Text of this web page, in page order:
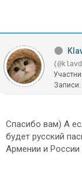
Записи:
Спасибо вам) А
будет русский
Армении и